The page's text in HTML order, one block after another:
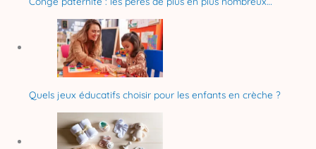
Quels jeux éducatifs choisir pour les enfants en crèche ?